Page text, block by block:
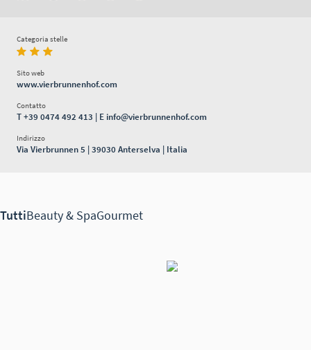
Categoria stelle
Sito web
www.vierbrunnenhof.com
Contatto
T+39 0474 492 413 | E info@vierbrunnenhof.com
Indirizzo
Via Vierbrunnen 5 | 39030 Anterselva | Italia